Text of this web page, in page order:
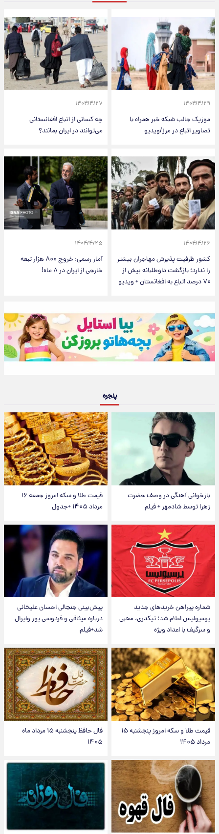
۱۴۰۴/۴/۲۹
موزیک جالب شبکه خبر همراه با
تصاویر اتباع در مرز/ویدیو
۱۴۰۴/۴/۲۷
چه کسانی از اتباع افغانستانی
می‌توانند در ایران بمانند؟
۱۴۰۴/۴/۲۶
کشور ظرفیت پذیرش مهاجران بیشتر
را ندارد؛ بازگشت داوطلبانه بیش از
۷۰ درصد اتباع به افغانستان + ویدیو
۱۴۰۴/۴/۲۵
آمار رسمی: خروج ۸۰۰ هزار تبعه
خارجی از ایران در ۸ ماه!
پنجره
بازخوانی آهنگی در وصف حضرت
زهرا توسط شادمهر + فیلم
قیمت طلا و سکه امروز جمعه ۱۶
مرداد ۱۴۰۵ +جدول
شماره پیراهن خریدهای جدید
پرسپولیس اعلام شد؛ تیکدری، محبی
و سرگیف با اعداد ویژه
پیش‌بینی جنجالی احسان علیخانی
درباره میثاقی و فردوسی پور وایرال
شد+فیلم
قیمت طلا و سکه امروز پنجشنبه ۱۵
مرداد ۱۴۰۵
فال حافظ پنجشنبه ۱۵ مرداد ماه
۱۴۰۵